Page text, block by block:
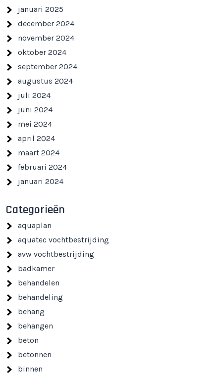
januari 2025
december 2024
november 2024
oktober 2024
september 2024
augustus 2024
juli 2024
juni 2024
mei 2024
april 2024
maart 2024
februari 2024
januari 2024
Categorieën
aquaplan
aquatec vochtbestrijding
avw vochtbestrijding
badkamer
behandelen
behandeling
behang
behangen
beton
betonnen
binnen